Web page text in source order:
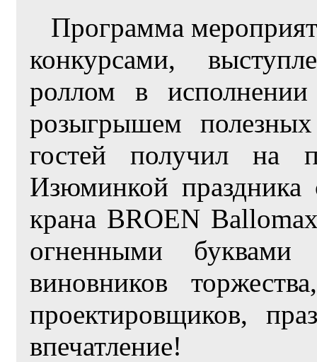
Программа
конкурсами,
роллом в исполнении
розыгрышем
гостей получил на
Изюминкой праздника
крана BROEN
огненными
виновников
проектировщиков,
впечатление!